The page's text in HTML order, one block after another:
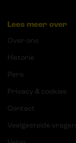
Lees meer over
Over ons
Historie
Pers
Privacy & cookies
Contact
Veelgestelde vragen